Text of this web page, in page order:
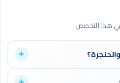
هذا التخصص
فقدان السمع المؤقت، الدوخة،